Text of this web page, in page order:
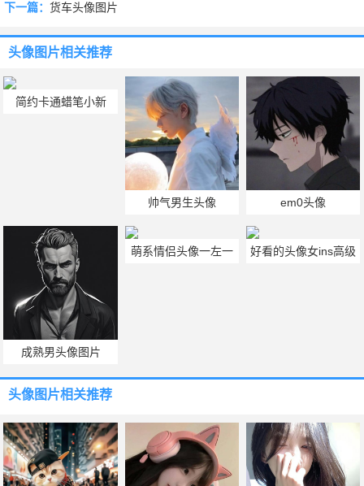
下一篇： 货车头像图片
头像图片相关推荐
简约卡通蜡笔小新
帅气男生头像 em0头像
成熟男头像图片
萌系情侣头像一左一
好看的头像女ins高级
头像图片相关推荐